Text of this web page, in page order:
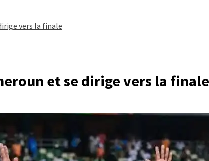
vers la finale
et se dirige vers la finale